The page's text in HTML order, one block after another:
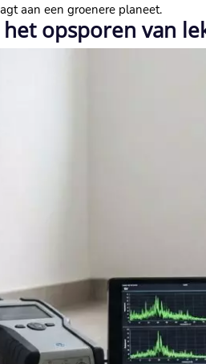
aan een groenere planeet.
opsporen van